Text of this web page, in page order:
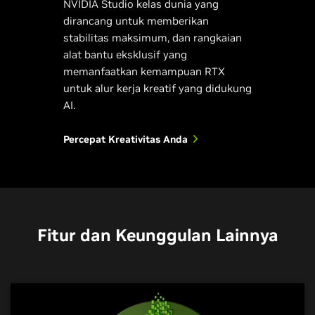
NVIDIA Studio kelas dunia yang
dirancang untuk memberikan
stabilitas maksimum, dan rangkaian
alat bantu eksklusif yang
memanfaatkan kemampuan RTX
untuk alur kerja kreatif yang didukung
AI.
Percepat Kreativitas Anda
NVIDIA Broadcast
NVIDIA Omniverse
Fitur dan Keunggulan Lainnya